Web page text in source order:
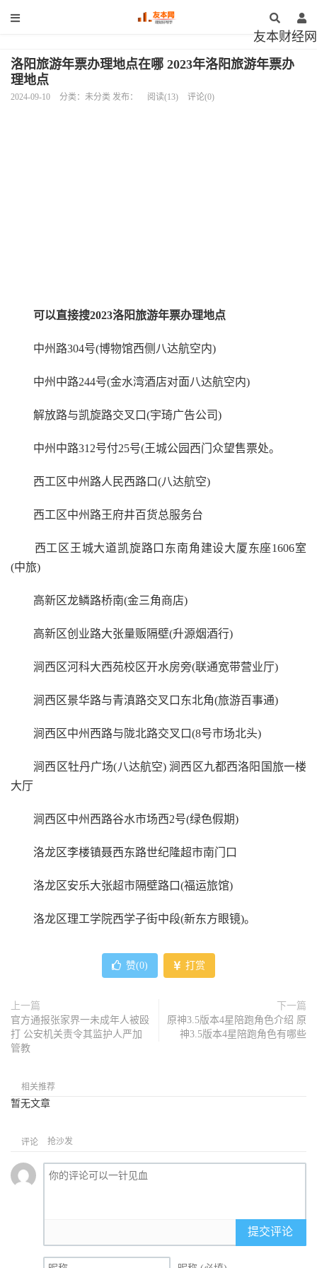
友本财经网
洛阳旅游年票办理地点在哪 2023年洛阳旅游年票办
理地点
2024-09-10 分类：未分类 发布： 阅读(13) 评论(0)
可以直接搜2023洛阳旅游年票办理地点
中州路304号(博物馆西侧八达航空内)
中州中路244号(金水湾酒店对面八达航空内)
解放路与凯旋路交叉口(宇琦广告公司)
中州中路312号付25号(王城公园西门众望售票处。
西工区中州路人民西路口(八达航空)
西工区中州路王府井百货总服务台
西工区王城大道凯旋路口东南角建设大厦东座1606室
(中旅)
高新区龙鳞路桥南(金三角商店)
高新区创业路大张量贩隔壁(升源烟酒行)
涧西区河科大西苑校区开水房旁(联通宽带营业厅)
涧西区景华路与青滇路交叉口东北角(旅游百事通)
涧西区中州西路与陇北路交叉口(8号市场北头)
涧西区牡丹广场(八达航空) 涧西区九都西洛阳国旅一楼
大厅
涧西区中州西路谷水市场西2号(绿色假期)
洛龙区李楼镇聂西东路世纪隆超市南门口
洛龙区安乐大张超市隔壁路口(福运旅馆)
洛龙区理工学院西学子街中段(新东方眼镜)。
赞(0) 打赏
上一篇
官方通报张家界一未成年人被殴
打 公安机关责令其监护人严加
管教
下一篇
原神3.5版本4星陪跑角色介绍 原
神3.5版本4星陪跑角色有哪些
相关推荐
暂无文章
评论 抢沙发
提交评论